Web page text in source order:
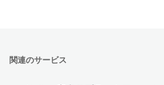
関連のサービス